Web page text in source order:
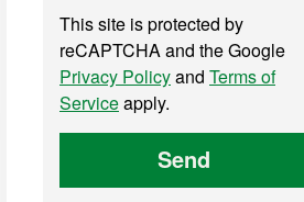
This site is protected by
reCAPTCHA and the Google
Privacy Policyand Terms of
Serviceapply.
Send